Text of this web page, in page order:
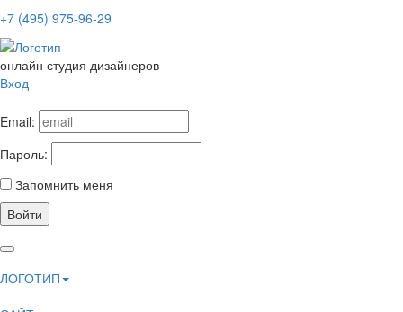
+7 (495) 975-96-29
онлайн студия дизайнеров
Вход
Email:
Пароль:
Запомнить меня
Войти
ЛОГОТИП